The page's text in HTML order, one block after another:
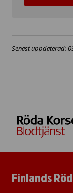
Senast uppdaterad:
Finlands